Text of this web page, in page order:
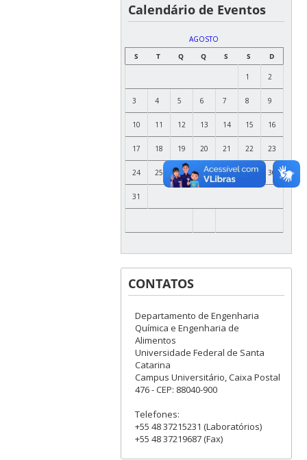
Calendário de Eventos
AGOSTO
S
T Q Q S S D
1 2
3 4 5 6 7 8 9
10 11 12 13 14 15 16
17 18 19 20 21 22 23
24 25 26 27 28 29 30
31
CONTATOS
Departamento de Engenharia
Química e Engenharia de
Alimentos
Universidade Federal de Santa
Catarina
Campus Universitário, Caixa Postal
476 - CEP: 88040-900
Telefones:
+55 48 37215231 (Laboratórios)
+55 48 37219687 (Fax)